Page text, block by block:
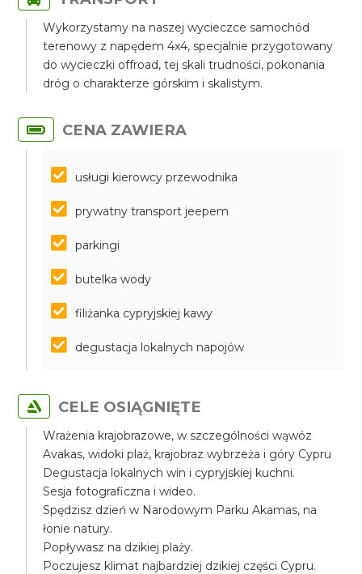
Wykorzystamy na naszej wycieczce samochód
terenowy z napędem 4x4, specjalnie przygotowany
do wycieczki offroad, tej skali trudności, pokonania
dróg o charakterze górskim i skalistym.
CENA ZAWIERA
usługi kierowcy przewodnika
prywatny transport jeepem
parkingi
butelka wody
filiżanka cypryjskiej kawy
degustacja lokalnych napojów
CELE OSIĄGNIĘTE
Wrażenia krajobrazowe, w szczególności wąwóz
Avakas, widoki plaż, krajobraz wybrzeża i góry Cypru
Degustacja lokalnych win i cypryjskiej kuchni.
Sesja fotograficzna i wideo.
Spędzisz dzień w Narodowym Parku Akamas, na
łonie natury.
Popływasz na dzikiej plaży.
Poczujesz klimat najbardziej dzikiej części Cypru.